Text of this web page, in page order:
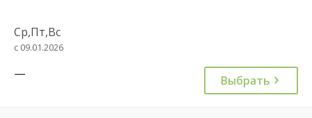
Ср,Пт,Вс
с 09.01.2026
— Выбрать